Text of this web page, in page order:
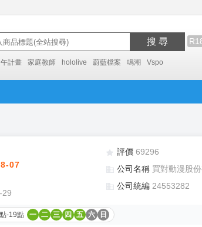
搜 尋
計畫 家庭教師 hololive 蔚藍檔案 鳴潮 Vspo
07
29
評價 69296
公司名稱 買對動漫股
公司統編 24553282
-19點 一 二 三 四 五 六 日